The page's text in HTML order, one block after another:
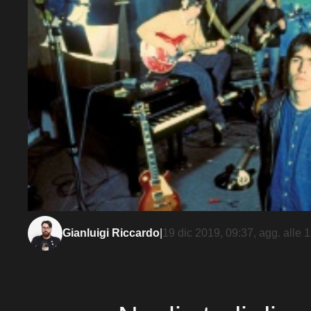
Gianluigi Riccardo 19 dic 2019, 09:37, agg. alle